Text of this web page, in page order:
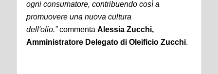
ogni consumatore, contribuendo così a
promuovere una nuova cultura
dell'olio.”commenta Alessia Zucchi,
Amministratore Delegato di Oleificio Zucchi.